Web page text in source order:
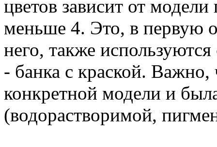
цветов зависит от
меньше 4. Это, в первую
него, также
- банка с краской.
конкретной модели и
(водорастворимой,